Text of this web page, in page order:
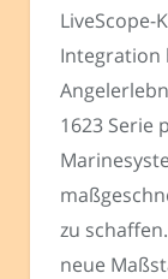
Integration
1623 Serie
zu
neue